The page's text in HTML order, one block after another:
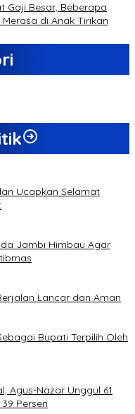
Gaji Besar, Beberapa
di Anak Tirikan
Ucapkan Selamat
Jambi Himbau Agar
Lancar dan Aman
Bupati Terpilih Oleh
Agus-Nazar Unggul 61
Persen